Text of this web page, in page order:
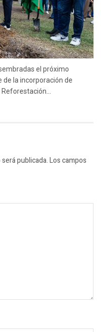
el próximo
de la incorporación de
publicada.Los campos